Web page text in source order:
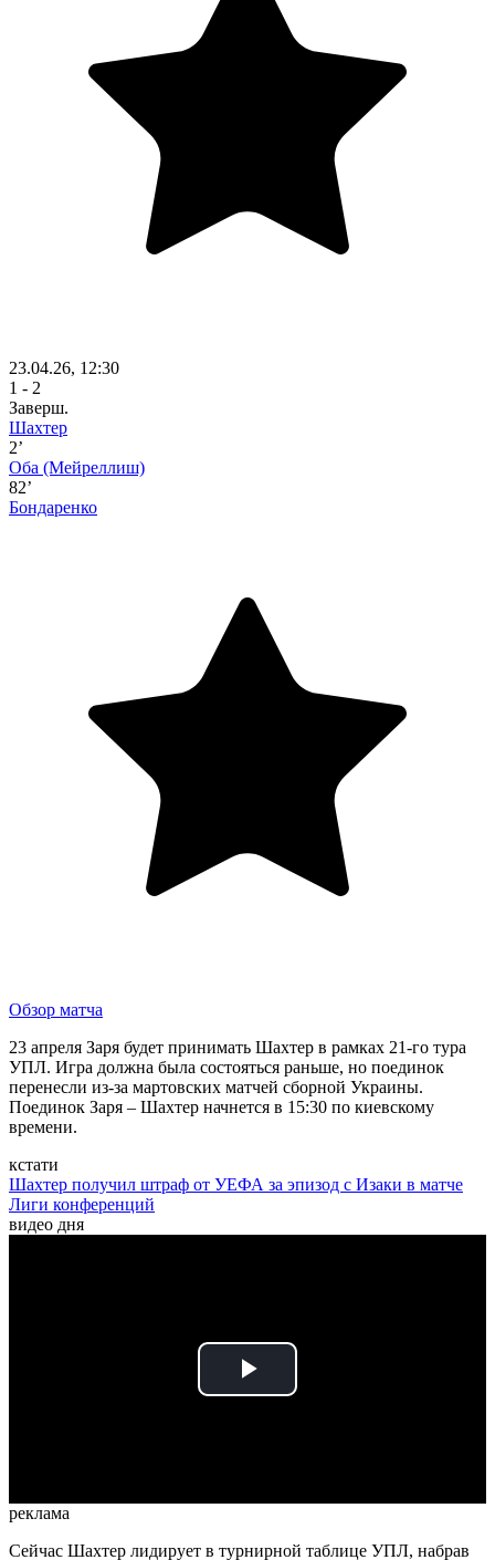
23.04.26, 12:30
1 - 2
Заверш.
Шахтер
2’
Оба (Мейреллиш)
82’
Бондаренко
Обзор матча
23 апреля Заря будет принимать Шахтер в рамках 21-го тура
УПЛ. Игра должна была состояться раньше, но поединок
перенесли из-за мартовских матчей сборной Украины.
Поединок Заря – Шахтер начнется в 15:30 по киевскому
времени.
кстати
Шахтер получил штраф от УЕФА за эпизод с Изаки в матче
Лиги конференций
видео дня
Play
реклама
Сейчас Шахтер лидирует в турнирной таблице УПЛ, набрав